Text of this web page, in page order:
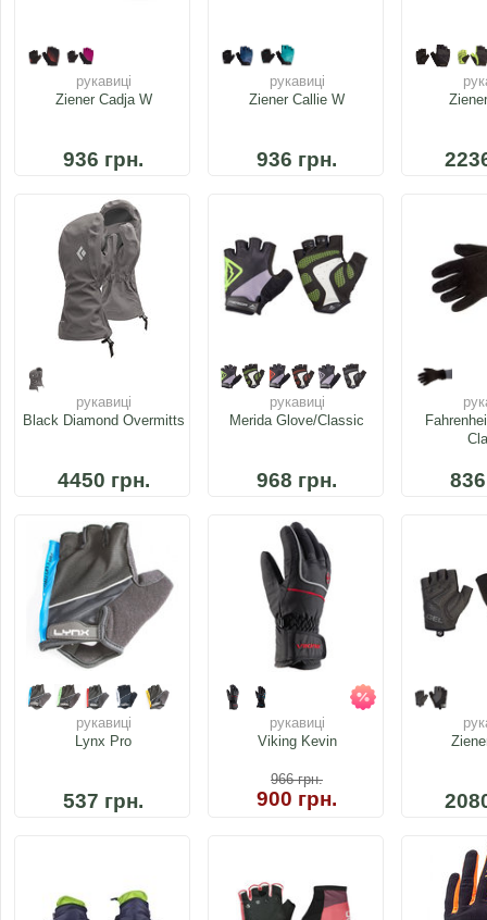
рукавиці
Ziener Cadja W
936 грн.
рукавиці
Ziener Callie W
936 грн.
рукавиці
Black Diamond Overmitts
4450 грн.
рукавиці
Merida Glove/Classic
968 грн.
рукавиці
Lynx Pro
537 грн.
рукавиці
Viking Kevin
966грн.
900 грн.